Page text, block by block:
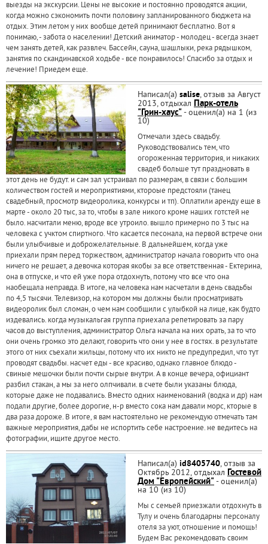
выезды на экскурсии. Цены не высокие и постоянно проводятся акции,
когда можно сэкономить почти половину запланированного бюджета на
отдых. Этим летом у них вообще детей принимают бесплатно. Вот я
понимаю, - забота о населении! Детский аниматор - молодец - всегда знает
чем занять детей, как развлеч. Бассейн, сауна, шашлыки, река рядышком,
занятия по скандинавской ходьбе - все понравилось! Спасибо за отдых и
лечение! Приедем еще.
Написал(а) salise, отзыв за Август
2013, отдыхал Парк-отель
"Грин-хаус"- оценил(а) на 1 (из
10)
Отмечали здесь свадьбу.
Руководствовались тем, что
огороженная территория, и никаких
свадеб больше тут праздновать в
этот день не будут. и сам зал устраивал по размерам, в связи с большим
количеством гостей и мероприятиями, ктороые предстояли (танец
свадебный, просмотр видеоролика, конкурсы и тп). Оплатили аренду еще в
марте - около 20 тыс, за то, чтобы в зале никого кроме наших готстей не
было. насчитали меню, вроде все утроило. вышло примерно по 3 тыс на
человека с учктом спиртного. Что касается песонала, на первой встрече они
были улыбчивые и доброжелательные. В дальнейшем, когда уже
приехали прям перед торжеством, администратор начала говорить что она
ничего не решает, а девочка которая якобы за все ответственная - Ектерина,
она в отпуске, и что ей уже пора отдохнуть, потому что все что она
наобещала неправда. В итоге, на человека нам насчетали в день свадьбы
по 4,5 тысячи. Телевизор, на котором мы должны были просматривать
видеоролик был сломан, о чем нам сообщили с улыбкой на лице, как будто
издевались. когда музыкальгая группа приехала репетировать за пару
часов до выступления, администратор Ольга начала на них орать, за то что
они очень громко это делают, говорить что они у нее в гостях. в результате
этого от них съехали жильцы, потому что их никто не предупредил, что тут
проводят свадьбы. насчет еды - все красиво, однако главное блюдо -
свиные мешочки были почти сырые внутри. А в конце вечера, официант
разбил стакан, а мы за него олпчивали. в счете были указаны блюда,
которые даже не подавались. Вместо одних наименований (водка и др) нам
подали другие, более дорогие, н-р вместо сока нам давали морс, кторые в
два раза дороже. В итоге, я вам настоятельно не рекомендую отмечать там
важные мероприятия, дабы не испортить себе настроение. не ведитесь на
фотографии, ищите другое место.
Написал(а) id8405740, отзыв за
Октябрь 2012, отдыхал Гостевой
Дом "Европейский"- оценил(а)
на 10 (из 10)
Мы с семьей приезжали отдохнуть в
Тулу и очень благодарны персоналу
отеля за уют, отношение и помощь!
Будем Вас рекомендовать своим